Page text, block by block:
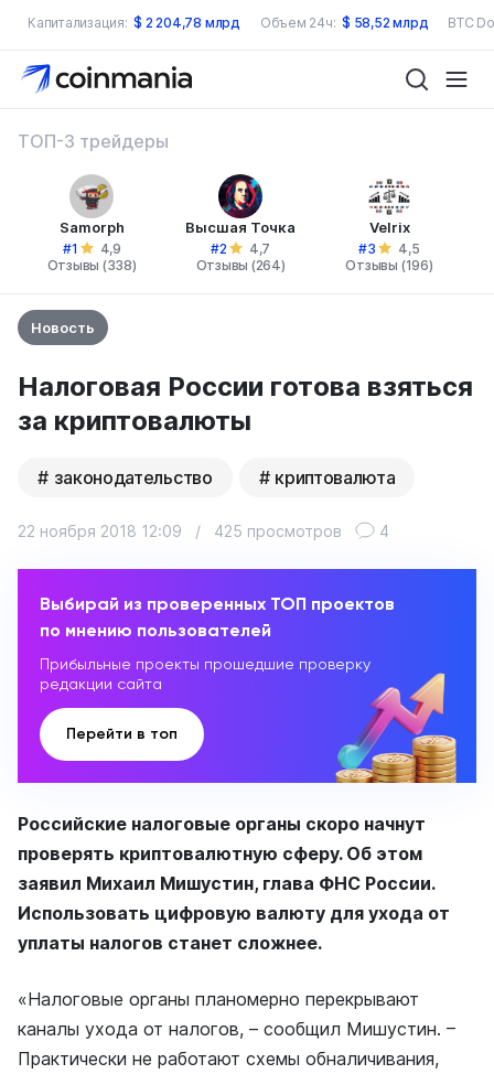
Капитализация: $ 2 204,78 млрд Объем 24ч: $ 58,52 млрд BTC
ТОП-3 трейдеры
Samorph
#1
4,9
Отзывы (338)
Высшая Точка
#2
4,7
Отзывы (264)
Velrix
#3
4,5
Отзывы (196)
Новость
Налоговая России готова взяться
за криптовалюты
законодательство криптовалюта
22 ноября 2018 12:09 / 425 просмотров 4
Выбирай из проверенных ТОП проектов
по мнению пользователей
Прибыльные проекты прошедшие проверку
редакции сайта
Перейти в топ
Российские налоговые органы скоро начнут
проверять криптовалютную сферу. Об этом
заявил Михаил Мишустин, глава ФНС России.
Использовать цифровую валюту для ухода от
уплаты налогов станет сложнее.
«Налоговые органы планомерно перекрывают
каналы ухода от налогов, – сообщил Мишустин. –
Практически не работают схемы обналичивания,